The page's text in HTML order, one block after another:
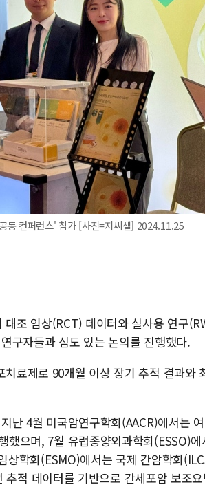
동 컨퍼런스' 참가 [사진=지씨셀] 2024.11.25
조 임상(RCT) 데이터와 실사용 연구
구자들과 심도 있는 논의를 진행했다.
료제로 90개월 이상 장기 추적 결과와
난 4월 미국암연구학회(AACR)에서는
으며, 7월 유럽종양외과학회(ESSO)에
학회(ESMO)에서는 국제 간암학회
적 데이터를 기반으로 간세포암 보조